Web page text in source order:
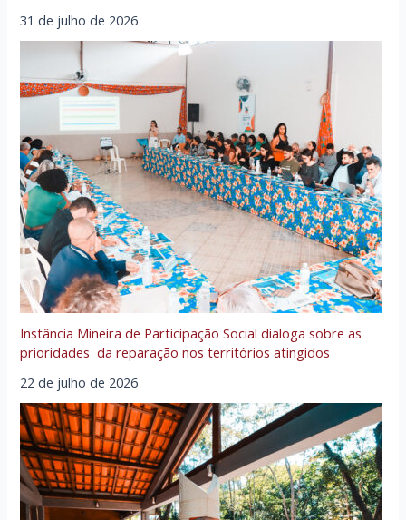
31 de julho de 2026
Instância Mineira de Participação Social dialoga sobre as
prioridades da reparação nos territórios atingidos
22 de julho de 2026